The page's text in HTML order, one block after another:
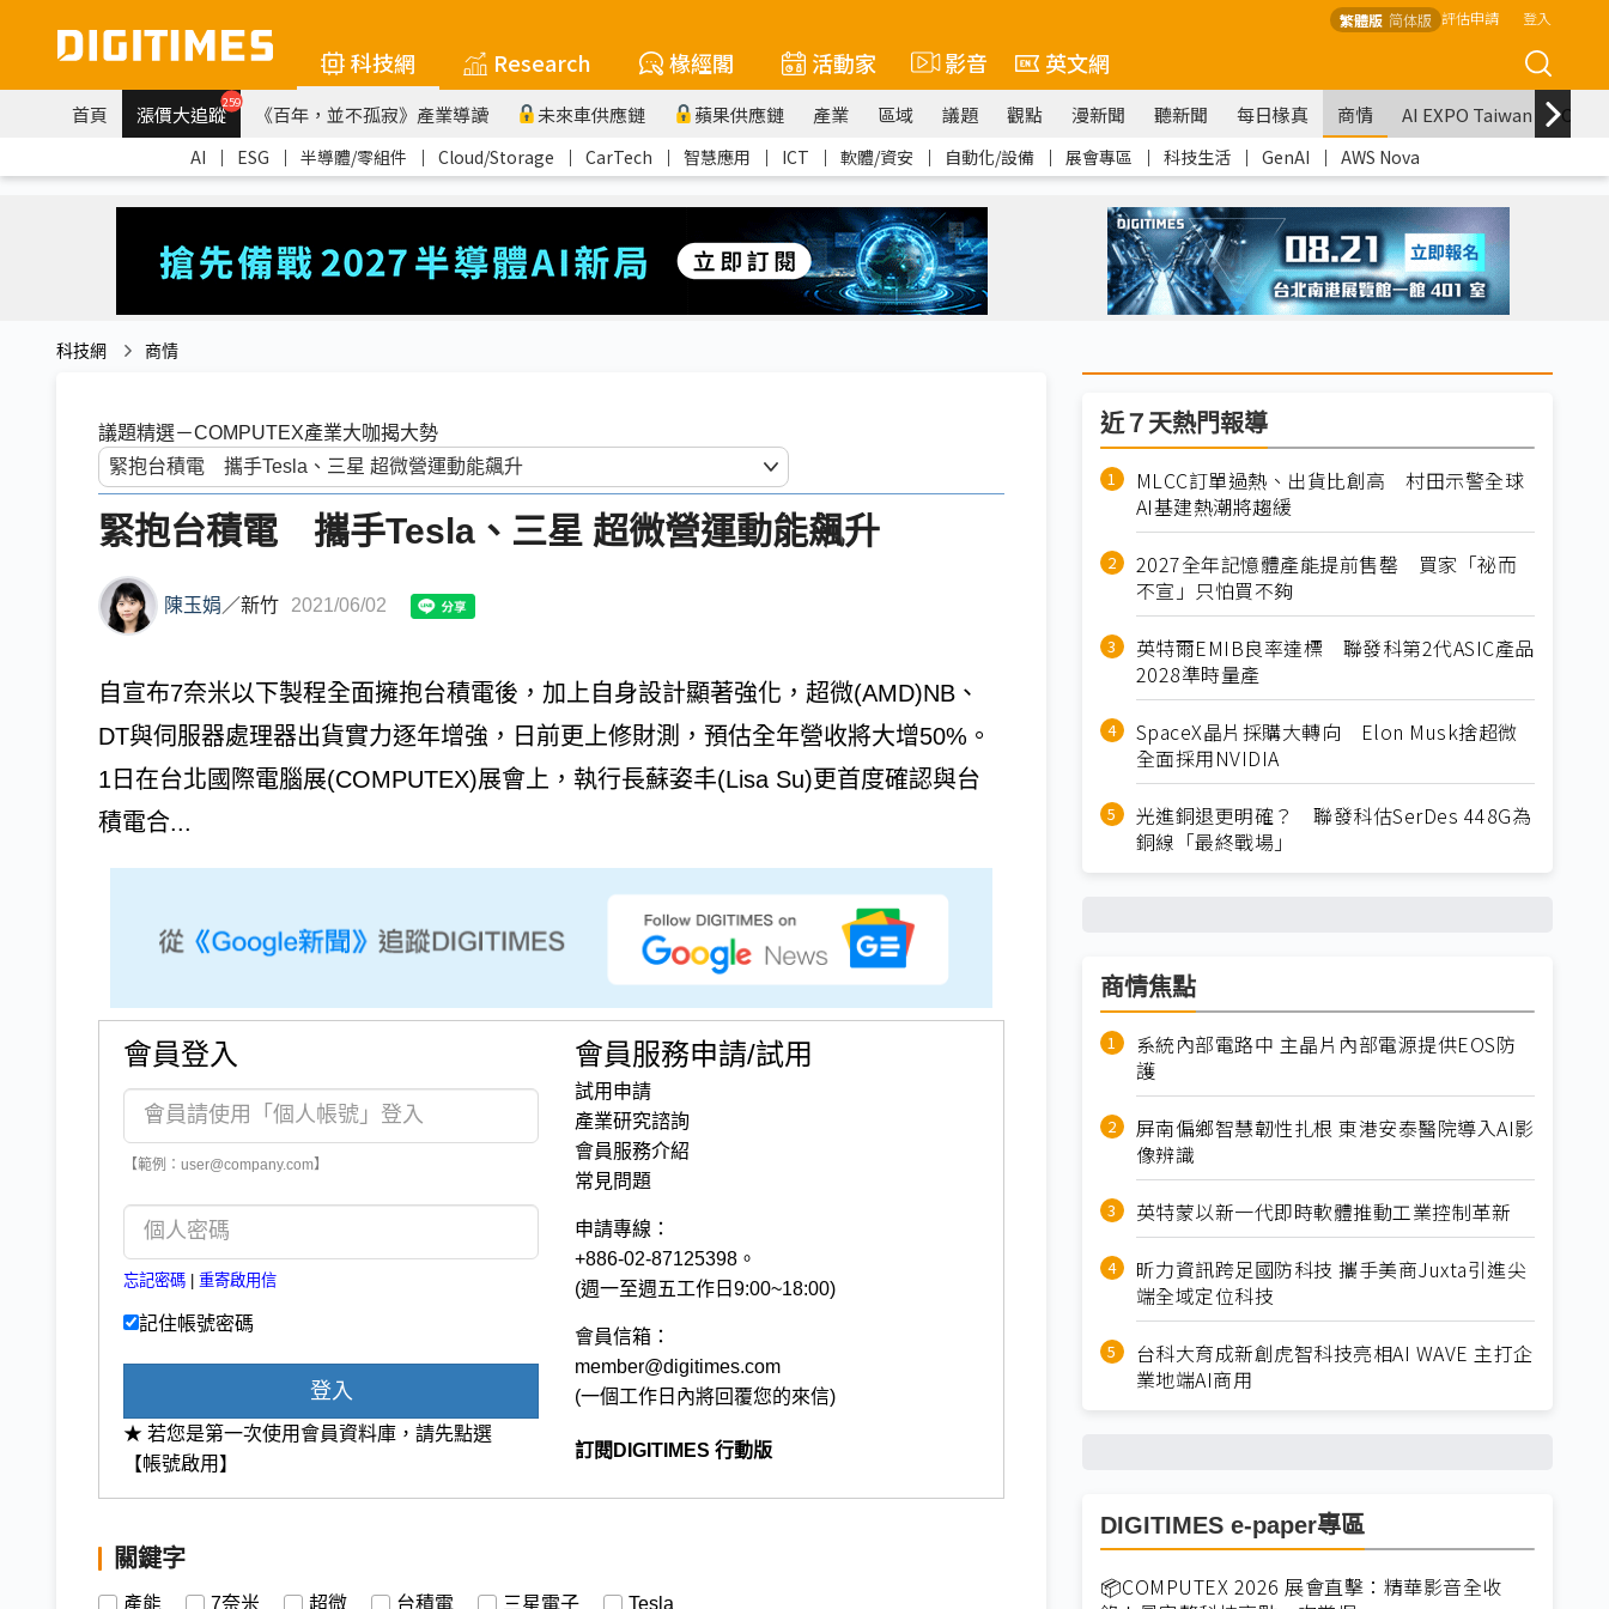
繁體版 简体版 評估申請 登入
科技網 Research 椽經閣 活動家 影音 英文網
首頁 漲價大追蹤259 《百年，並不孤寂》產業導讀 未來車供應鏈 蘋果供應鏈 產業 區域 議題 觀點 漫新聞 聽新聞 每日椽真 商情 AI EXPO Taiwan
AI ｜ ESG ｜ 半導體/零組件 ｜ Cloud/Storage ｜ CarTech ｜ 智慧應用 ｜ ICT ｜ 軟體/資安 ｜ 自動化/設備 ｜ 展會專區 ｜ 科技生活 ｜ GenAI ｜ AWS Nova
科技網 商情
議題精選－COMPUTEX產業大咖揭大勢
緊抱台積電 攜手Tesla、三星 超微營運動能飆升
陳玉娟 ／新竹 2021/06/02
自宣布7奈米以下製程全面擁抱台積電後，加上自身設計顯著強化，超微(AMD)NB、
DT與伺服器處理器出貨實力逐年增強，日前更上修財測，預估全年營收將大增50%。
1日在台北國際電腦展(COMPUTEX)展會上，執行長蘇姿丰(Lisa Su)更首度確認與台
積電合...
會員登入
【範例：user@company.com】
忘記密碼 重寄啟用信
記住帳號密碼
登入
★ 若您是第一次使用會員資料庫，請先點選
【帳號啟用】
會員服務申請/試用
試用申請
產業研究諮詢
會員服務介紹
常見問題
申請專線：
+886-02-87125398。
(週一至週五工作日9:00~18:00)
會員信箱：
member@digitimes.com
(一個工作日內將回覆您的來信)
訂閱DIGITIMES 行動版
關鍵字
產能 7奈米 超微 台積電 三星電子 Tesla
近７天熱門報導
MLCC訂單過熱、出貨比創高 村田示警全球
AI基建熱潮將趨緩
2027全年記憶體產能提前售罄 買家「祕而
不宣」只怕買不夠
英特爾EMIB良率達標 聯發科第2代ASIC產品
2028準時量產
SpaceX晶片採購大轉向 Elon Musk捨超微
全面採用NVIDIA
光進銅退更明確？ 聯發科估SerDes 448G為
銅線「最終戰場」
商情焦點
系統內部電路中 主晶片內部電源提供EOS防
護
屏南偏鄉智慧韌性扎根 東港安泰醫院導入AI影
像辨識
英特蒙以新一代即時軟體推動工業控制革新
昕力資訊跨足國防科技 攜手美商Juxta引進尖
端全域定位科技
台科大育成新創虎智科技亮相AI WAVE 主打企
業地端AI商用
DIGITIMES e-paper專區
📦COMPUTEX 2026 展會直擊：精華影音全收